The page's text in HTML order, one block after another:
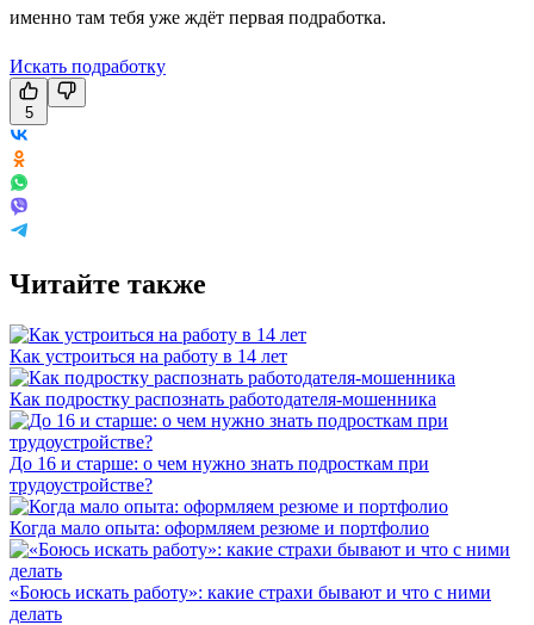
именно там тебя уже ждёт первая подработка.
Искать подработку
5
Читайте также
Как устроиться на работу в 14 лет
Как подростку распознать работодателя-мошенника
До 16 и старше: о чем нужно знать подросткам при
трудоустройстве?
Когда мало опыта: оформляем резюме и портфолио
«Боюсь искать работу»: какие страхи бывают и что с ними
делать